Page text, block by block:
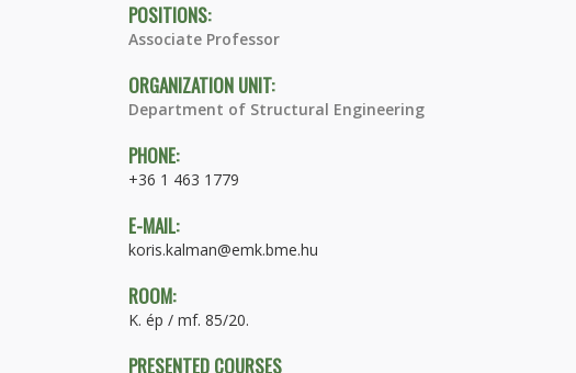
POSITIONS:
Associate Professor
ORGANIZATION UNIT:
Department of Structural Engineering
PHONE:
+36 1 463 1779
E-MAIL:
koris.kalman@emk.bme.hu
ROOM:
K. ép / mf. 85/20.
PRESENTED COURSES